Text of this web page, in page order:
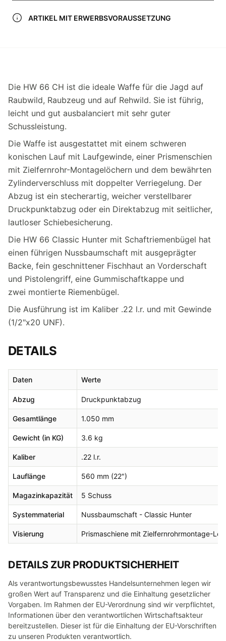
ARTIKEL MIT ERWERBSVORAUSSETZUNG
Die HW 66 CH ist die ideale Waffe für die Jagd auf
Raubwild, Raubzeug und auf Rehwild. Sie ist führig,
leicht und gut ausbalanciert mit sehr guter
Schussleistung.
Die Waffe ist ausgestattet mit einem schweren
konischen Lauf mit Laufgewinde, einer Prismenschien
mit Zielfernrohr-Montagelöchern und dem bewährten
Zylinderverschluss mit doppelter Verriegelung. Der
Abzug ist ein stecherartig, weicher verstellbarer
Druckpunktabzug oder ein Direktabzug mit seitlicher,
lautloser Schiebesicherung.
Die HW 66 Classic Hunter mit Schaftriemenbügel hat
einen führigen Nussbaumschaft mit ausgeprägter
Backe, fein geschnittener Fischhaut an Vorderschaft
und Pistolengriff, eine Gummischaftkappe und
zwei montierte Riemenbügel.
Die Ausführung ist im Kaliber .22 l.r. und mit Gewinde
(1/2"x20 UNF).
DETAILS
Daten Werte
Abzug Druckpunktabzug
Gesamtlänge 1.050 mm
Gewicht (in KG) 3.6 kg
Kaliber .22 l.r.
Lauflänge 560 mm (22")
Magazinkapazität 5 Schuss
Systemmaterial Nussbaumschaft - Classic Hunter
Visierung Prismaschiene mit Zielfernrohrmontage-
DETAILS ZUR PRODUKTSICHERHEIT
Als verantwortungsbewusstes Handelsunternehmen legen wir
großen Wert auf Transparenz und die Einhaltung gesetzlicher
Vorgaben. Im Rahmen der EU-Verordnung sind wir verpflichtet,
Informationen über den verantwortlichen Wirtschaftsakteur
bereitzustellen. Dieser ist für die Einhaltung der EU-Vorschriften
zu unseren Produkten verantwortlich.